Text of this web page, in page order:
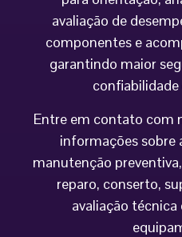
avaliação de
componentes e
garantindo maior
Entre em contato com
informações sobre
manutenção
reparo, conserto,
avaliação